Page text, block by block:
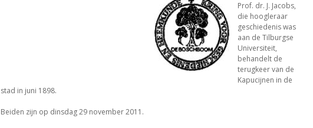
Prof. dr. J. Jacobs,
die hoogleraar
geschiedenis was
aan de Tilburgse
Universiteit,
behandelt de
terugkeer van de
Kapucijnen in de
stad in juni 1898.
Beiden zijn op dinsdag 29 november 2011.